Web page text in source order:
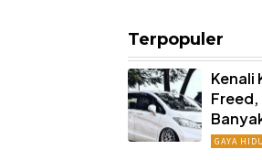
Terpopuler
Kenali
Freed,
GAYA